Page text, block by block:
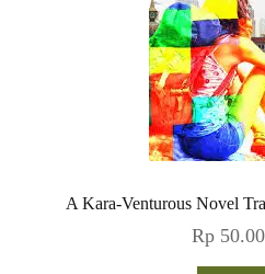
A Kara-Venturous Novel
Rp